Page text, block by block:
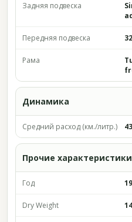
Задняя подвеска
Передняя подвеска
Рама
Динамика
Средний расход (км./литр.)
Прочие характеристики
Год
Dry Weight